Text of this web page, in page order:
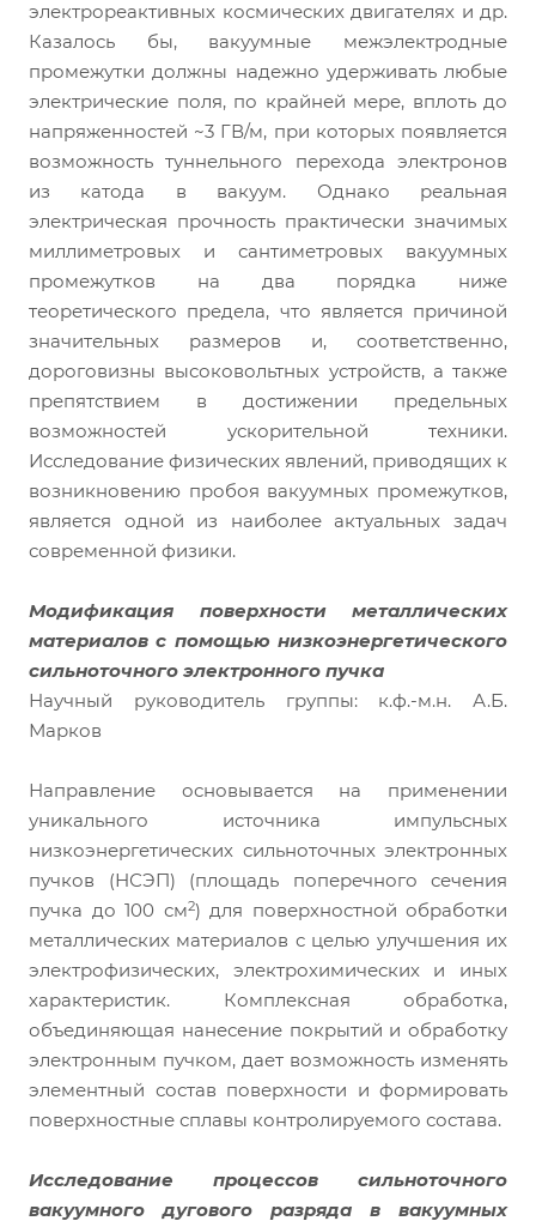
электрореактивных космических двигателях и др.
Казалось бы, вакуумные межэлектродные
промежутки должны надежно удерживать любые
электрические поля, по крайней мере, вплоть до
напряженностей ~3 ГВ/м, при которых появляется
возможность туннельного перехода электронов
из катода в вакуум. Однако реальная
электрическая прочность практически значимых
миллиметровых и сантиметровых вакуумных
промежутков на два порядка ниже
теоретического предела, что является причиной
значительных размеров и, соответственно,
дороговизны высоковольтных устройств, а также
препятствием в достижении предельных
возможностей ускорительной техники.
Исследование физических явлений, приводящих к
возникновению пробоя вакуумных промежутков,
является одной из наиболее актуальных задач
современной физики.
Модификация поверхности металлических
материалов с помощью низкоэнергетического
сильноточного электронного пучка
Научный руководитель группы: к.ф.-м.н. А.Б.
Марков
Направление основывается на применении
уникального источника импульсных
низкоэнергетических сильноточных электронных
пучков (НСЭП) (площадь поперечного сечения
пучка до 100 см2) для поверхностной обработки
металлических материалов с целью улучшения их
электрофизических, электрохимических и иных
характеристик. Комплексная обработка,
объединяющая нанесение покрытий и обработку
электронным пучком, дает возможность изменять
элементный состав поверхности и формировать
поверхностные сплавы контролируемого состава.
Исследование процессов сильноточного
вакуумного дугового разряда в вакуумных